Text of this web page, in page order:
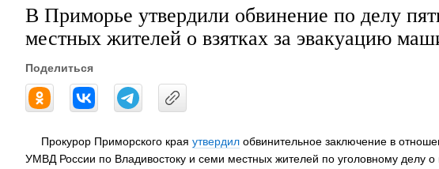
В Приморье утвердили обвинение по делу
местных жителей о взятках за эвакуацию
Поделиться
Прокурор Приморского края утвердил обвинительное заключение в
УМВД России по Владивостоку и семи местных жителей по уголовному делу о